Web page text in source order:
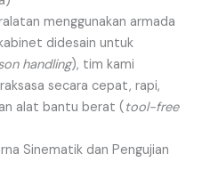
menggunakan armada
didesain untuk
handling), tim kami
secara cepat, rapi,
alat bantu berat ( tool-free
Sinematik dan Pengujian